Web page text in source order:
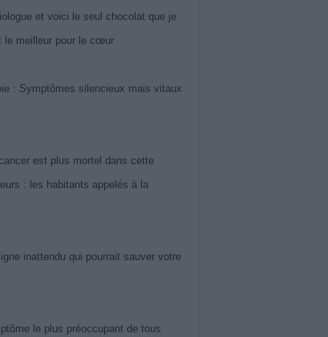
et voici le seul chocolat que je
le meilleur pour le cœur
: Symptômes silencieux mais vitaux
est plus mortel dans cette
: les habitants appelés à la
inattendu qui pourrait sauver votre
le plus préoccupant de tous